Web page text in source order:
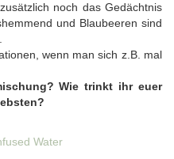
noch das Gedächtnis
und Blaubeeren sind
wenn man sich z.B. mal
Wie trinkt ihr euer
Water